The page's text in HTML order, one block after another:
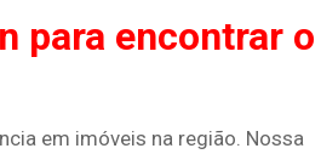
para encontrar o
em imóveis na região. Nossa